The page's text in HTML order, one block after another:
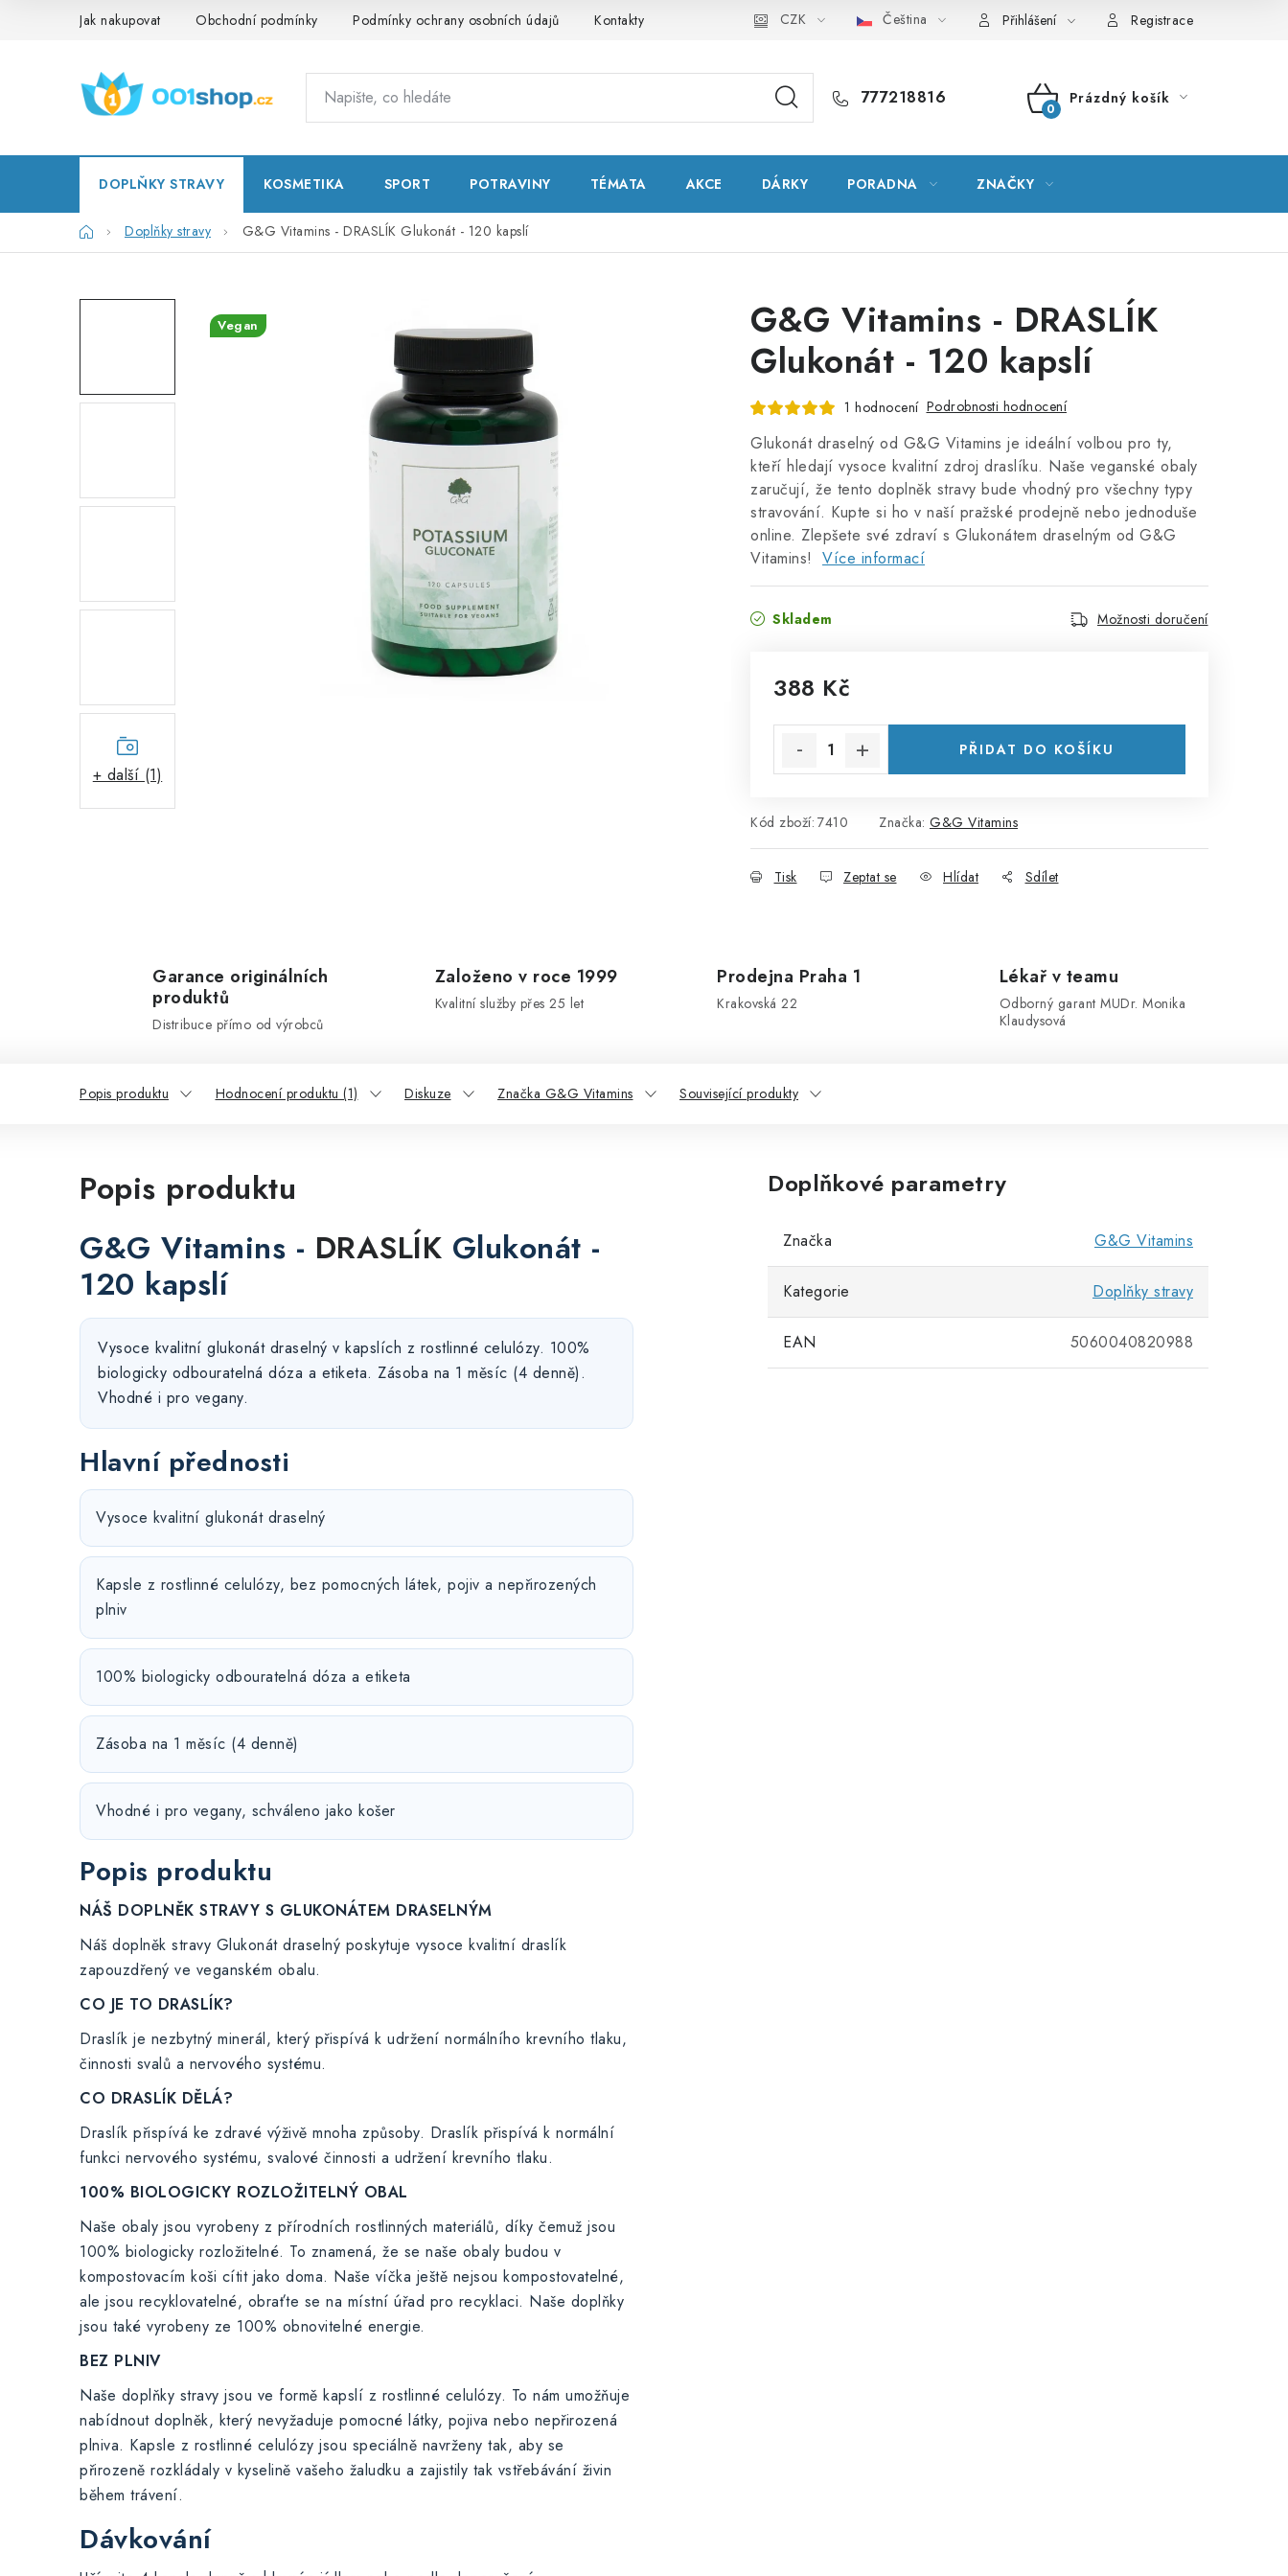
Jak nakupovat Obchodní podmínky Podmínky ochrany osobních údajů Kontakty Natural Health Store Slovník pojmů Mapa serveru Moje objednávka
CZK Čeština Přihlášení Registrace
777218816
NÁKUPNÍ
Prázdný košík
DOPLŇKY STRAVY KOSMETIKA SPORT POTRAVINY TÉMATA AKCE DÁRKY PORADNA ZNAČKY
DomůDoplňky stravy G&G Vitamins - DRASLÍK Glukonát - 120 kapslí
+ další (1)
G&G Vitamins - DRASLÍK
Glukonát - 120 kapslí
1 hodnocení Podrobnosti hodnocení
Glukonát draselný od G&G Vitamins je ideální volbou pro ty,
kteří hledají vysoce kvalitní zdroj draslíku. Naše veganské obaly
zaručují, že tento doplněk stravy bude vhodný pro všechny typy
stravování. Kupte si ho v naší pražské prodejně nebo jednoduše
online. Zlepšete své zdraví s Glukonátem draselným od G&G
Vitamins! Více informací
Skladem Možnosti doručení
388 Kč
PŘIDAT DO KOŠÍKU
Kód zboží: 7410 Značka: G&G Vitamins
Tisk Zeptat se Hlídat Sdílet
Vegan
Garance originálních
produktů
Distribuce přímo od výrobců
Založeno v roce 1999
Kvalitní služby přes 25 let
Prodejna Praha 1
Krakovská 22
Lékař v teamu
Odborný garant MUDr. Monika
Klaudysová
Popis produktu Hodnocení produktu (1) Diskuze Značka G&G Vitamins Související produkty
Popis produktu
G&G Vitamins - DRASLÍK Glukonát -
120 kapslí
Vysoce kvalitní glukonát draselný v kapslích z rostlinné celulózy. 100%
biologicky odbouratelná dóza a etiketa. Zásoba na 1 měsíc (4 denně).
Vhodné i pro vegany.
Hlavní přednosti
Vysoce kvalitní glukonát draselný
Kapsle z rostlinné celulózy, bez pomocných látek, pojiv a nepřirozených
plniv
100% biologicky odbouratelná dóza a etiketa
Zásoba na 1 měsíc (4 denně)
Vhodné i pro vegany, schváleno jako košer
Popis produktu
NÁŠ DOPLNĚK STRAVY S GLUKONÁTEM DRASELNÝM
Náš doplněk stravy Glukonát draselný poskytuje vysoce kvalitní draslík
zapouzdřený ve veganském obalu.
CO JE TO DRASLÍK?
Draslík je nezbytný minerál, který přispívá k udržení normálního krevního tlaku,
činnosti svalů a nervového systému.
CO DRASLÍK DĚLÁ?
Draslík přispívá ke zdravé výživě mnoha způsoby. Draslík přispívá k normální
funkci nervového systému, svalové činnosti a udržení krevního tlaku.
100% BIOLOGICKY ROZLOŽITELNÝ OBAL
Naše obaly jsou vyrobeny z přírodních rostlinných materiálů, díky čemuž jsou
100% biologicky rozložitelné. To znamená, že se naše obaly budou v
kompostovacím koši cítit jako doma. Naše víčka ještě nejsou kompostovatelné,
ale jsou recyklovatelné, obraťte se na místní úřad pro recyklaci. Naše doplňky
jsou také vyrobeny ze 100% obnovitelné energie.
BEZ PLNIV
Naše doplňky stravy jsou ve formě kapslí z rostlinné celulózy. To nám umožňuje
nabídnout doplněk, který nevyžaduje pomocné látky, pojiva nebo nepřirozená
plniva. Kapsle z rostlinné celulózy jsou speciálně navrženy tak, aby se
přirozeně rozkládaly v kyselině vašeho žaludku a zajistily tak vstřebávání živin
během trávení.
Dávkování
Doplňkové parametry
Značka G&G Vitamins
Kategorie Doplňky stravy
EAN 5060040820988